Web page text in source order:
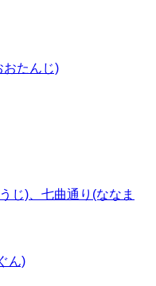
おたんじ)
じ)、七曲通り(ななま
ん)